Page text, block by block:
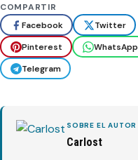
COMPARTIR
Facebook
Twitter
Pinterest
WhatsApp
Telegram
SOBRE EL AUTOR
Carlost